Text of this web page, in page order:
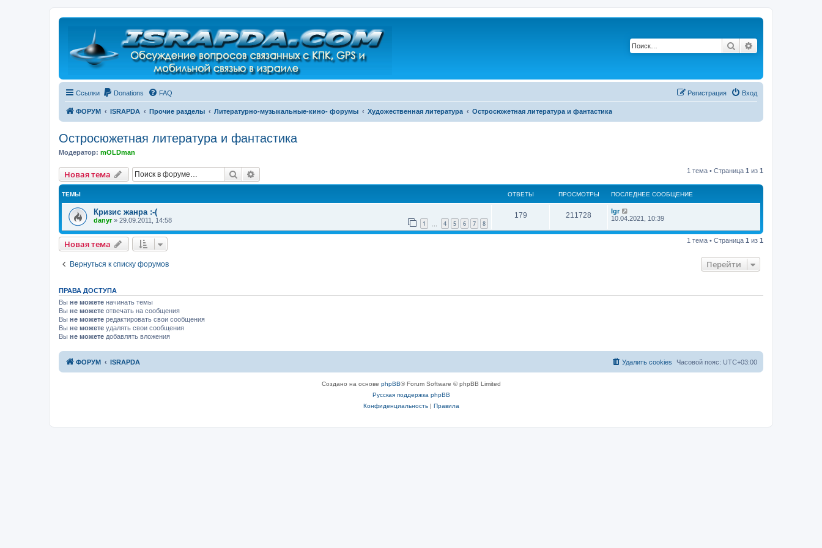
Регистрация
Поиск
Ссылки Donations FAQ Вход
Регистрация
ФОРУМ ISRAPDA Прочие разделы Литературно-музыкальные-кино- форумы Художественная литература Остросюжетная литература и фантастика
Остросюжетная литература и фантастика
Модератор: mOLDman
Новая тема
Новаятема Поиск 1 тема • Страница 1 из 1
ТЕМЫ ОТВЕТЫ ПРОСМОТРЫ ПОСЛЕДНЕЕ СООБЩЕНИЕ
Кризис жанра :-(
danyr» 29.09.2011, 14:58 1 4 5 6 7 8
179 211728
Igr
10.04.2021, 10:39
Новая тема
Новаятема 1 тема • Страница 1 из 1
Вернуться к списку форумов Перейти
ПРАВА ДОСТУПА
Вы не можете начинать темы
Вы не можете отвечать на сообщения
Вы не можете редактировать свои сообщения
Вы не можете удалять свои сообщения
Вы не можете добавлять вложения
ФОРУМ ISRAPDA Часовой пояс: UTC+03:00
Удалить cookies
Создано на основе phpBB® Forum Software © phpBB Limited
Русская поддержка phpBB
Конфиденциальность| Правила